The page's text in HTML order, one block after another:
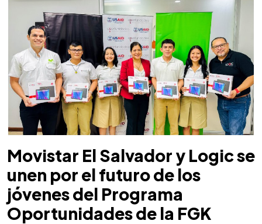
Movistar El Salvador y Logic se
unen por el futuro de los
jóvenes del Programa
Oportunidades de la FGK